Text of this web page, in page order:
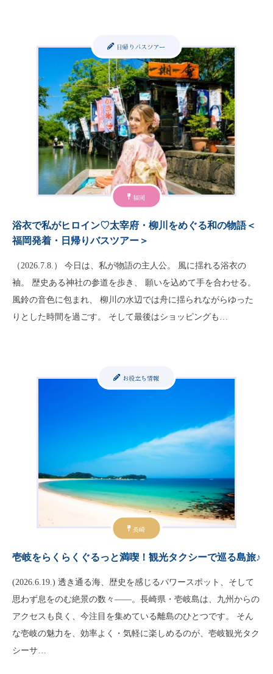
福岡
日帰りバスツアー
浴衣で私がヒロイン♡太宰府・柳川をめぐる和の物語＜
福岡発着・日帰りバスツアー＞
（2026.7.8.） 今日は、私が物語の主人公。 風に揺れる浴衣の
袖。 歴史ある神社の参道を歩き、 願いを込めて手を合わせる。
風鈴の音色に包まれ、 柳川の水辺では舟に揺られながらゆった
りとした時間を過ごす。 そして最後はショッピングも…
長崎
お役立ち情報
壱岐をらくらくぐるっと満喫！観光タクシーで巡る島旅♪
(2026.6.19.) 透き通る海、歴史を感じるパワースポット、そして
思わず息をのむ絶景の数々——。長崎県・壱岐島は、九州からの
アクセスも良く、今注目を集めている離島のひとつです。 そん
な壱岐の魅力を、効率よく・気軽に楽しめるのが、壱岐観光タク
シーサ…